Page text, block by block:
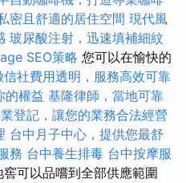
密且舒適的居住空間 現代風
玻尿酸注射，迅速填補細紋
SEO策略 您可以在愉快的
信社費用透明，服務高效可靠
的權益 基隆律師，當地可靠
登記，讓您的業務合法經營
台中月子中心，提供您最舒
務 台中養生排毒 台中按摩服
可以品嚐到全部供應範圍